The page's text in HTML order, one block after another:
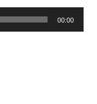
00:00